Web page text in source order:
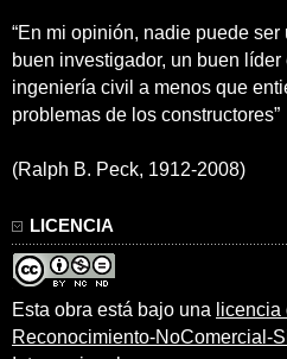
“En mi opinión, nadie puede
buen investigador, un buen
ingeniería civil a menos que
problemas de los constructores”
(Ralph B. Peck, 1912-2008)
LICENCIA
Esta obra está bajo una
Reconocimiento-NoComercial-